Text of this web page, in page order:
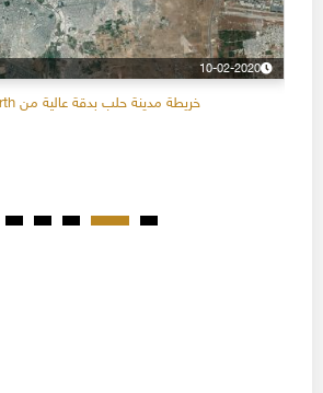
10-02-2020
خريطة مدينة حلب بدقة عالية من Google Earth